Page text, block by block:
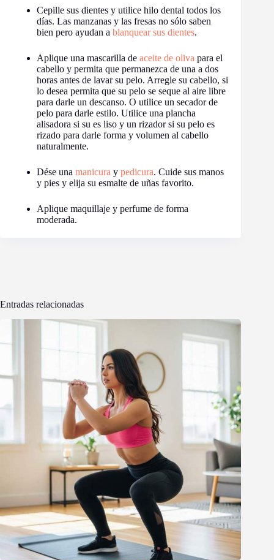
Cepille sus dientes y utilice hilo dental todos los
días. Las manzanas y las fresas no sólo saben
bien pero ayudan a blanquear sus dientes.
Aplique una mascarilla de aceite de oliva para el
cabello y permita que permanezca de una a dos
horas antes de lavar su pelo. Arregle su cabello, si
lo desea permita que su pelo se seque al aire libre
para darle un descanso. O utilice un secador de
pelo para darle estilo. Utilice una plancha
alisadora si su es liso y un rizador si su pelo es
rizado para darle forma y volumen al cabello
naturalmente.
Dése una manicura y pedicura. Cuide sus manos
y pies y elija su esmalte de uñas favorito.
Aplique maquillaje y perfume de forma
moderada.
Entradas relacionadas